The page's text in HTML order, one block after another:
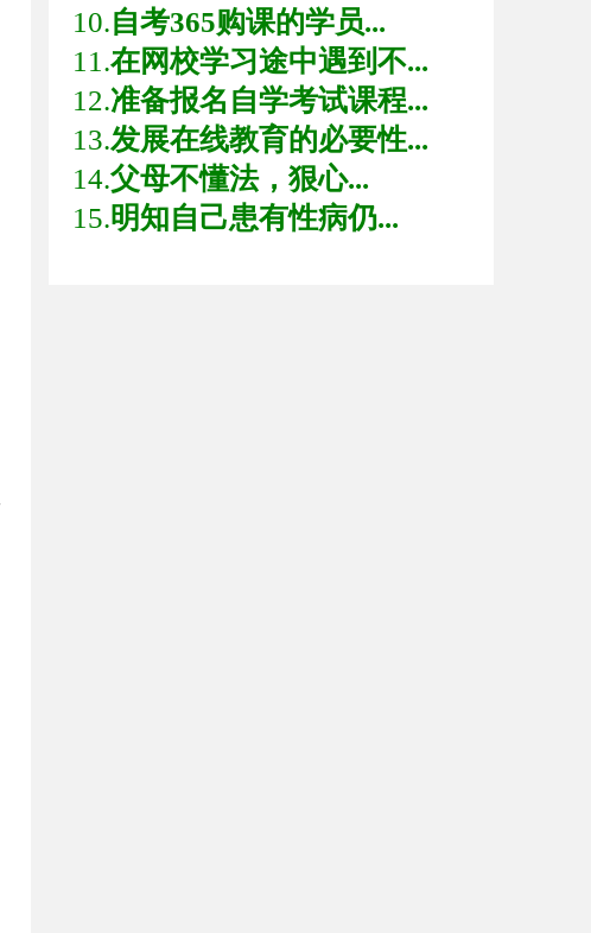
10.自考365购课的学员...
11.在网校学习途中遇到不...
12.准备报名自学考试课程...
13.发展在线教育的必要性...
14.父母不懂法，狠心...
15.明知自己患有性病仍...